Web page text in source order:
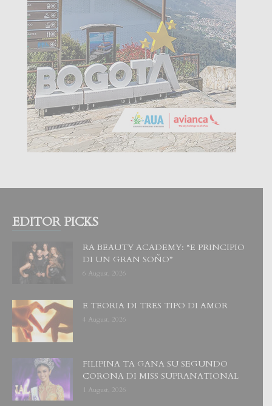
EDITOR PICKS
RA BEAUTY ACADEMY: “E PRINCIPIO
DI UN GRAN SOÑO”
6 August, 2026
E TEORIA DI TRES TIPO DI AMOR
4 August, 2026
FILIPINA TA GANA SU SEGUNDO
CORONA DI MISS SUPRANATIONAL
1 August, 2026